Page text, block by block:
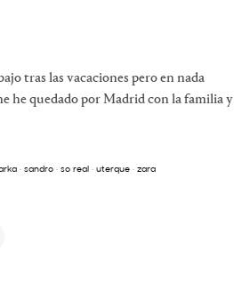
tras las vacaciones pero en nada
he quedado por Madrid con la familia y
· sandro· so real· uterque· zara